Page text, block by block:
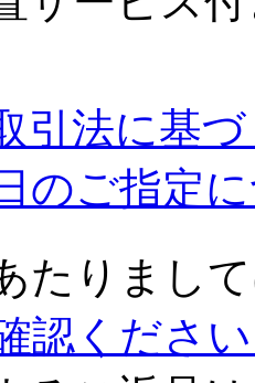
引法に基
のご指定
たりまし
認くださ